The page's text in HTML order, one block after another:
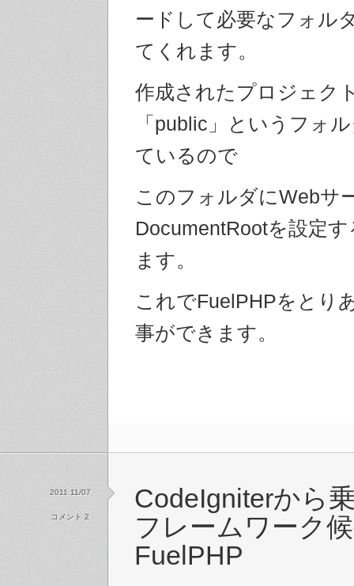
ードして必要なフォル
てくれます。
作成されたプロジェク
「public」というフォ
ているので
このフォルダにWebサ
DocumentRootを設定
ます。
これでFuelPHPをとり
事ができます。
CodeIgniterから
フレームワーク
FuelPHP
2011 11/07
コメント 2